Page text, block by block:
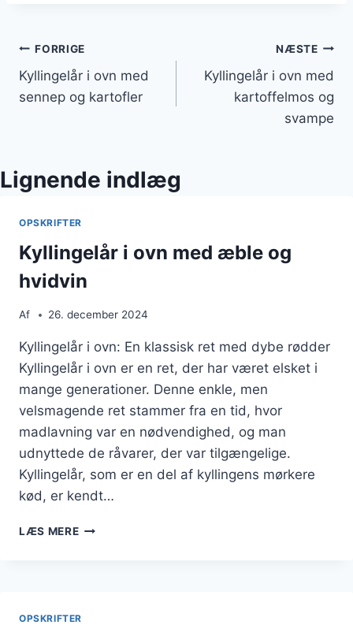
Indlægsnavigation
FORRIGE
Kyllingelår i ovn med
sennep og kartofler
NÆSTE
Kyllingelår i ovn med
kartoffelmos og
svampe
Lignende indlæg
OPSKRIFTER
Kyllingelår i ovn med æble og
hvidvin
Af 26. december 2024
Kyllingelår i ovn: En klassisk ret med dybe rødder
Kyllingelår i ovn er en ret, der har været elsket i
mange generationer. Denne enkle, men
velsmagende ret stammer fra en tid, hvor
madlavning var en nødvendighed, og man
udnyttede de råvarer, der var tilgængelige.
Kyllingelår, som er en del af kyllingens mørkere
kød, er kendt…
LÆS MEREKYLLINGELÅR
OPSKRIFTER